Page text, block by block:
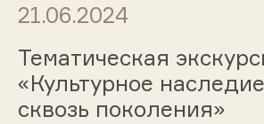
21.06.2024
Тематическая
«Культурное
сквозь поколения»